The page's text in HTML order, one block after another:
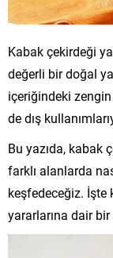
Kabak çekirdeği
değerli bir doğal
içeriğindeki
de dış
Bu yazıda, kabak
farklı alanlarda
keşfedeceğiz. İşte
yararlarına dair bir